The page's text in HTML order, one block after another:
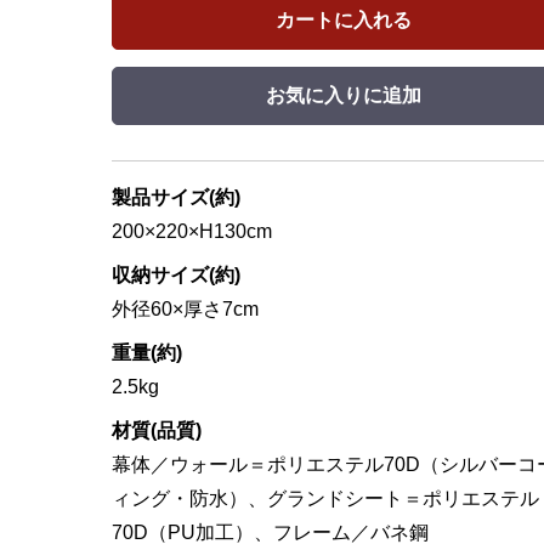
カートに入れる
お気に入りに追加
製品サイズ(約)
200×220×H130cm
収納サイズ(約)
外径60×厚さ7cm
重量(約)
2.5kg
材質(品質)
幕体／ウォール＝ポリエステル70D（シルバーコ
ィング・防水）、グランドシート＝ポリエステル
70D（PU加工）、フレーム／バネ鋼